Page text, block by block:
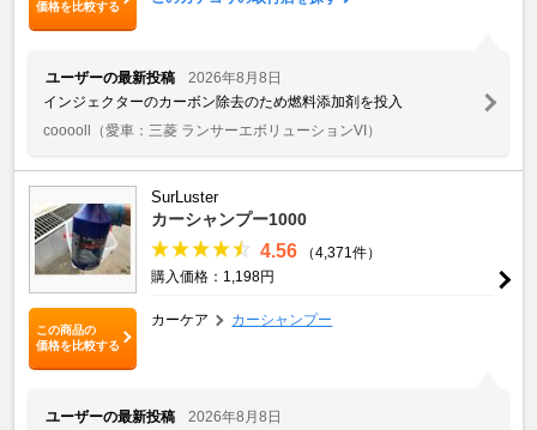
価格を比較する
ユーザーの最新投稿
2026年8月8日
インジェクターのカーボン除去のため燃料添加剤を投入
cooooll （愛車：三菱 ランサーエボリューションVI）
この商品の
価格を比較する
SurLuster
カーシャンプー1000
4.56
（4,371件）
購入価格：1,198円
カーケア カーシャンプー
ユーザーの最新投稿
2026年8月8日